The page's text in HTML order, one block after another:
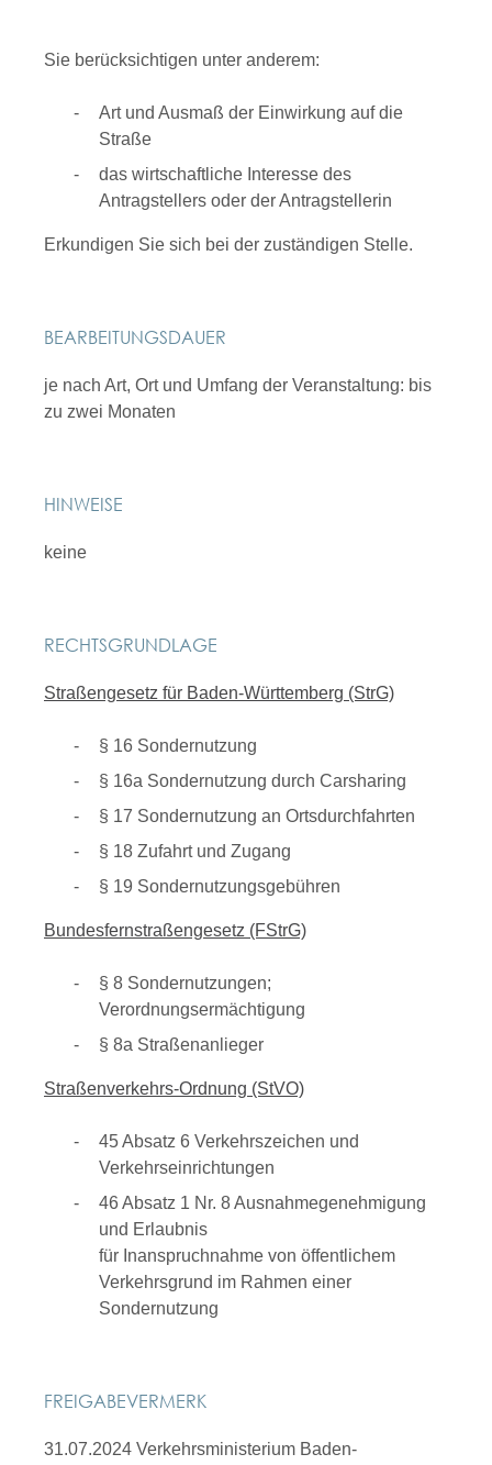
Sie berücksichtigen unter anderem:
Art und Ausmaß der Einwirkung auf die
Straße
das wirtschaftliche Interesse des
Antragstellers oder der Antragstellerin
Erkundigen Sie sich bei der zuständigen Stelle.
BEARBEITUNGSDAUER
je nach Art, Ort und Umfang der Veranstaltung: bis
zu zwei Monaten
HINWEISE
keine
RECHTSGRUNDLAGE
Straßengesetz für Baden-Württemberg (StrG)
§ 16 Sondernutzung
§ 16a Sondernutzung durch Carsharing
§ 17 Sondernutzung an Ortsdurchfahrten
§ 18 Zufahrt und Zugang
§ 19 Sondernutzungsgebühren
Bundesfernstraßengesetz (FStrG)
§ 8 Sondernutzungen;
Verordnungsermächtigung
§ 8a Straßenanlieger
Straßenverkehrs-Ordnung (StVO)
45 Absatz 6 Verkehrszeichen und
Verkehrseinrichtungen
46 Absatz 1 Nr. 8 Ausnahmegenehmigung
und Erlaubnis
für Inanspruchnahme von öffentlichem
Verkehrsgrund im Rahmen einer
Sondernutzung
FREIGABEVERMERK
31.07.2024 Verkehrsministerium Baden-